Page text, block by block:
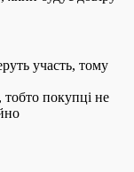
участь, тому
тобто покупці не